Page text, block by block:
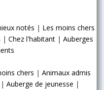
notés | Les moins chers
| Chez l'habitant | Auberges
chers | Animaux admis
| Auberge de jeunesse |